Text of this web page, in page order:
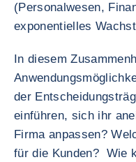
(Personalwesen,
exponentielles
In diesem
der
einführen, sich ihr
Firma anpassen?
für die Kunden? Wie